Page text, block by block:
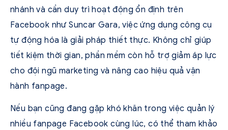
nhánh và cần duy trì hoạt động ổn định trên
Facebook như Suncar Gara, việc ứng dụng công cụ
tự động hóa là giải pháp thiết thực. Không chỉ giúp
tiết kiệm thời gian, phần mềm còn hỗ trợ giảm áp lực
cho đội ngũ marketing và nâng cao hiệu quả vận
hành fanpage.
Nếu bạn cũng đang gặp khó khăn trong việc quản lý
nhiều fanpage Facebook cùng lúc, có thể tham khảo